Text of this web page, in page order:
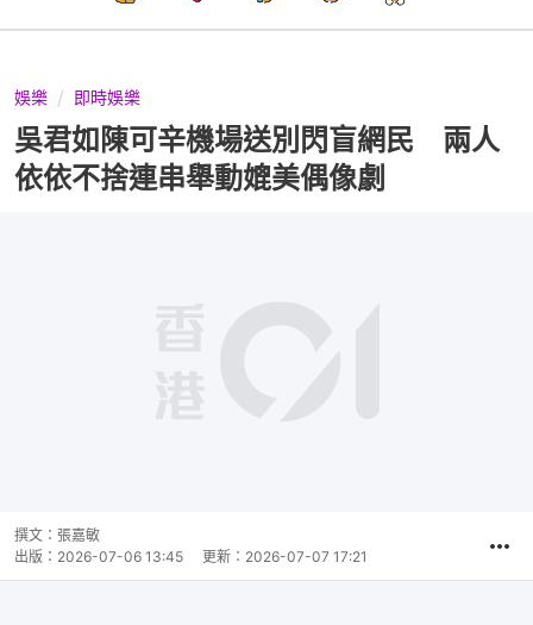
娛樂 即時娛樂
吳君如陳可辛機場送別閃盲網民 兩人
依依不捨連串舉動媲美偶像劇
撰文： 張嘉敏
出版： 2026-07-06 13:45 更新： 2026-07-07 17:21